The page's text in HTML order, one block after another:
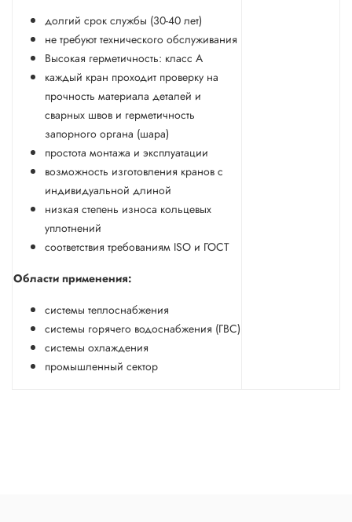
долгий срок службы (30-40 лет)
не требуют технического обслуживания
Высокая герметичность: класс А
каждый кран проходит проверку на
прочность материала деталей и
сварных швов и герметичность
запорного органа (шара)
простота монтажа и эксплуатации
возможность изготовления кранов с
индивидуальной длиной
низкая степень износа кольцевых
уплотнений
соответствия требованиям ISO и ГОСТ
Области применения:
системы теплоснабжения
системы горячего водоснабжения (ГВС)
системы охлаждения
промышленный сектор